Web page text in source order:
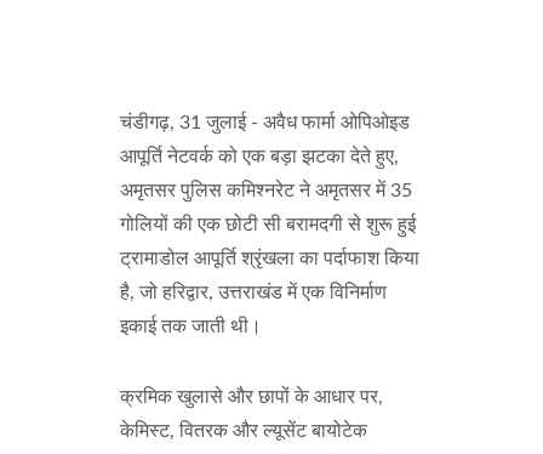
चंडीगढ़, 31 जुलाई - अवैध फार्मा ओपिओइड
आपूर्ति नेटवर्क को एक बड़ा झटका देते हुए,
अमृतसर पुलिस कमिश्नरेट ने अमृतसर में 35
गोलियों की एक छोटी सी बरामदगी से शुरू हुई
ट्रामाडोल आपूर्ति श्रृंखला का पर्दाफाश किया
है, जो हरिद्वार, उत्तराखंड में एक विनिर्माण
इकाई तक जाती थी।
क्रमिक खुलासे और छापों के आधार पर,
केमिस्ट, वितरक और ल्यूसेंट बायोटेक